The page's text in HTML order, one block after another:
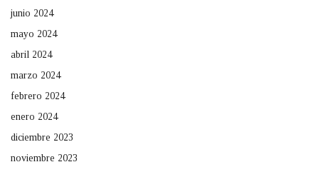
junio 2024
mayo 2024
abril 2024
marzo 2024
febrero 2024
enero 2024
diciembre 2023
noviembre 2023